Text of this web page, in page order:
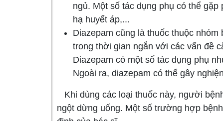
ngủ. Một số tác dụng phụ có thể
hạ huyết áp,...
Diazepam cũng là thuốc thuộc
trong thời gian ngắn với các vấn đề
Diazepam có một số tác dụng phụ
Ngoài ra, diazepam có thể gây
Khi dùng các loại thuốc này, người
ngột dừng uống. Một số trường hợp